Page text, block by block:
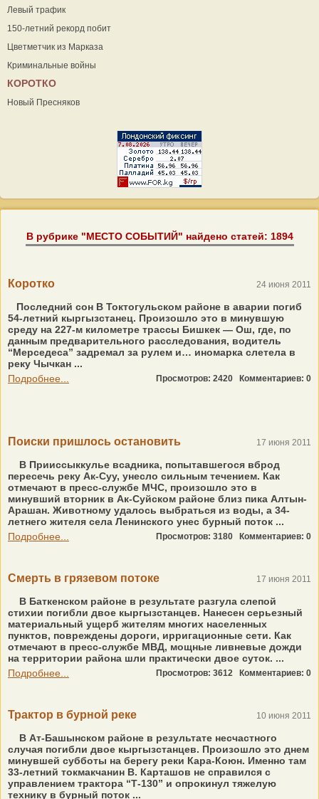
Левый трафик
150-летний рекорд побит
Цветметчик из Марказа
Криминальные войны
КОРОТКО
Новый Пресняков
В рубрике "МЕСТО СОБЫТИЙ" найдено статей: 1894
Коротко 24 июня 2011
Последний сон В Токтогульском районе в аварии погиб
54-летний кыргызстанец. Произошло это в минувшую
среду на 227-м километре трассы Бишкек — Ош, где, по
данным предварительного расследования, водитель
“Мерседеса” задремал за рулем и… иномарка слетела в
реку Чычкан ...
Подробнее...
Просмотров: 2420 Комментариев: 0
Поиски пришлось остановить 17 июня 2011
В Прииссыккулье всадника, попытавшегося вброд
пересечь реку Ак-Суу, унесло сильным течением. Как
отмечают в пресс-службе МЧС, произошло это в
минувший вторник в Ак-Суйском районе близ пика Алтын-
Арашан. Животному удалось выбраться из воды, а 34-
летнего жителя села Ленинского унес бурный поток ...
Подробнее...
Просмотров: 3180 Комментариев: 0
Смерть в грязевом потоке 17 июня 2011
В Баткенском районе в результате разгула слепой
стихии погибли двое кыргызстанцев. Нанесен серьезный
материальный ущерб жителям многих населенных
пунктов, повреждены дороги, ирригационные сети. Как
отмечают в пресс-службе МВД, мощные ливневые дожди
на территории района шли практически двое суток. ...
Подробнее...
Просмотров: 3612 Комментариев: 0
Трактор в бурной реке 10 июня 2011
В Ат-Башынском районе в результате несчастного
случая погибли двое кыргызстанцев. Произошло это днем
минувшей субботы на берегу реки Кара-Коюн. Именно там
33-летний токмакчанин В. Карташов не справился с
управлением трактора “Т-130” и опрокинул тяжелую
технику в бурный поток ...